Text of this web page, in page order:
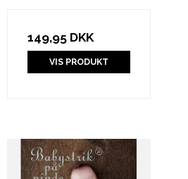
149,95 DKK
VIS PRODUKT